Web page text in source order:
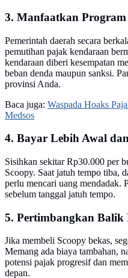
3. Manfaatkan
Pemerintah daerah secara
pemutihan pajak kendaraan
kendaraan diberi kesempatan
beban denda maupun sanksi.
provinsi Anda.
Baca juga: Waspada Hoaks
Medsos
4. Bayar Lebih Awal
Sisihkan sekitar Rp30.000 per
Scoopy. Saat jatuh tempo tiba,
perlu mencari uang mendadak.
sebelum tanggal jatuh tempo.
5. Pertimbangkan Balik
Jika membeli Scoopy bekas,
Memang ada biaya tambahan,
potensi pajak progresif dan
depan.